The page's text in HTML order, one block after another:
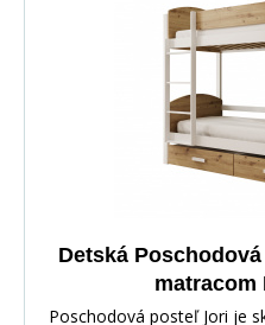
Detská
matracom
Poschodová posteľ Jori je